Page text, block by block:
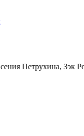
Петрухина, Зэк